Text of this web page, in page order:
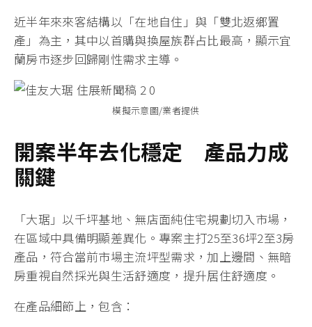
近半年來來客結構以「在地自住」與「雙北返鄉置
產」為主，其中以首購與換屋族群占比最高，顯示宜
蘭房市逐步回歸剛性需求主導。
模擬示意圖/業者提供
開案半年去化穩定 產品力成
關鍵
「大琚」以千坪基地、無店面純住宅規劃切入市場，
在區域中具備明顯差異化。專案主打25至36坪2至3房
產品，符合當前市場主流坪型需求，加上邊間、無暗
房重視自然採光與生活舒適度，提升居住舒適度。
在產品細節上，包含：